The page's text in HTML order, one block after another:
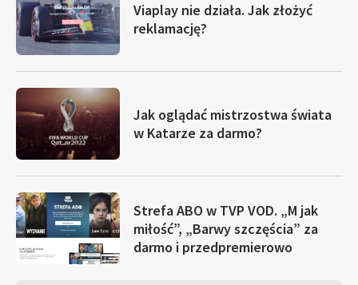
Viaplay nie działa. Jak złożyć
reklamację?
Jak oglądać mistrzostwa świata
w Katarze za darmo?
Strefa ABO w TVP VOD. „M jak
miłość”, „Barwy szczęścia” za
darmo i przedpremierowo